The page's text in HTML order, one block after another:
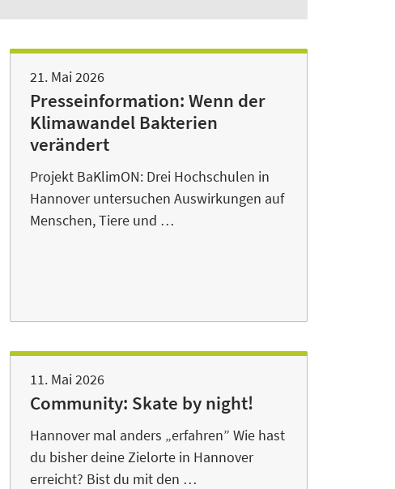
21. Mai 2026
Presseinformation: Wenn der
Klimawandel Bakterien
verändert
Projekt BaKlimON: Drei Hochschulen in
Hannover untersuchen Auswirkungen auf
Menschen, Tiere und …
11. Mai 2026
Community: Skate by night!
Hannover mal anders „erfahren” Wie hast
du bisher deine Zielorte in Hannover
erreicht? Bist du mit den …